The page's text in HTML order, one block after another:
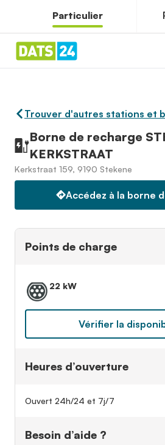
Particulier
Trouver d'autres stations et
Borne de recharge
KERKSTRAAT
Kerkstraat 159, 9190 Stekene
Accédez à la borne
Points de charge
22 kW
Vérifier la
Heures d’ouverture
Ouvert 24h/24 et 7j/7
Besoin d’aide ?